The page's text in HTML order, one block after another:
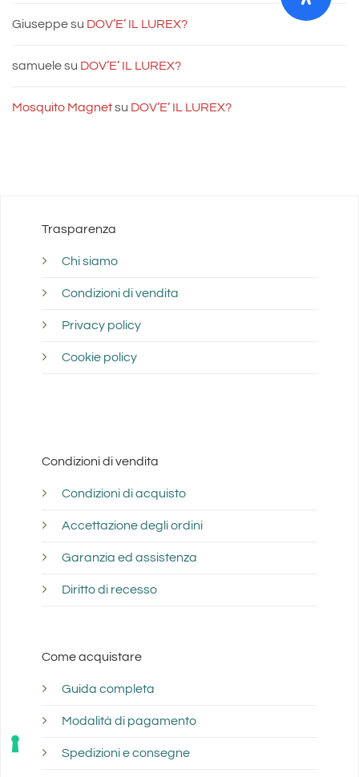
Giuseppesu DOV’E’ IL LUREX?
samuelesu DOV’E’ IL LUREX?
Mosquito Magnetsu DOV’E’ IL LUREX?
Trasparenza
Chi siamo
Condizioni di vendita
Privacy policy
Cookie policy
Condizioni di vendita
Condizioni di acquisto
Accettazione degli ordini
Garanzia ed assistenza
Diritto di recesso
Come acquistare
Guida completa
Modalità di pagamento
Spedizioni e consegne